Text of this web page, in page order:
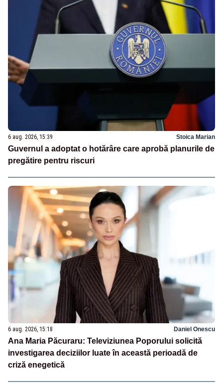
6 aug. 2026, 15:39 Stoica Marian
Guvernul a adoptat o hotărâre care aprobă planurile de
pregătire pentru riscuri
6 aug. 2026, 15:18 Daniel Onescu
Ana Maria Păcuraru: Televiziunea Poporului solicită
investigarea deciziilor luate în această perioadă de
criză enegetică